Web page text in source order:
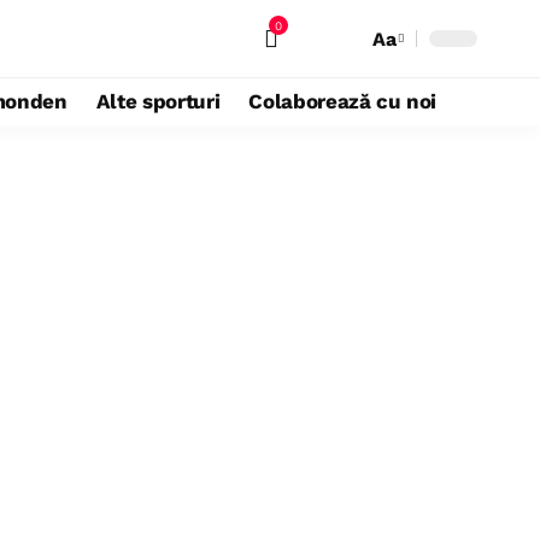
0
Aa
Alte sporturi Colaborează cu noi